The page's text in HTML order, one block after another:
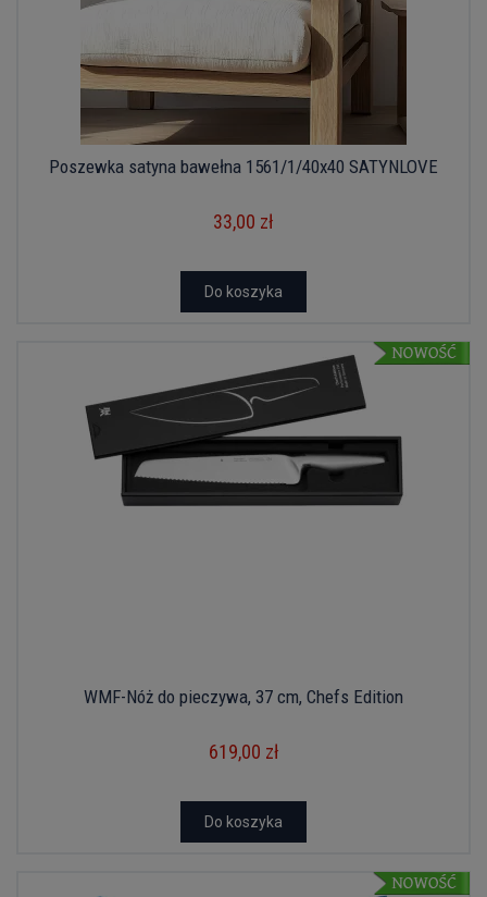
Poszewka satyna bawełna 1561/1/40x40 SATYNLOVE
33,00 zł
Do koszyka
WMF-Nóż do pieczywa, 37 cm, Chefs Edition
619,00 zł
Do koszyka